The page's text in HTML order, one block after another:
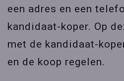
een adres en een
kandidaat-koper. Op
met de kandidaat-
en de koop regelen.